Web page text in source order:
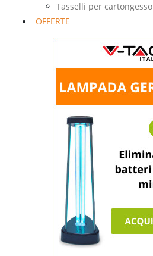
Tasselli per cartongesso
OFFERTE